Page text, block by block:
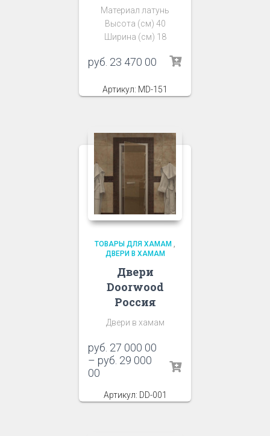
Материал латунь
Высота (см) 40
Ширина (см) 18
руб. 23 470 00
Артикул: MD-151
ТОВАРЫ ДЛЯ ХАМАМ ,
ДВЕРИ В ХАМАМ
Двери
Doorwood
Россия
Двери в хамам
руб. 27 000 00
– руб. 29 000
00
Артикул: DD-001